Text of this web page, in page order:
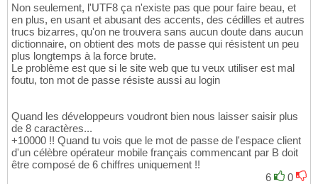
Non seulement, l'UTF8 ça n'existe pas que pour faire beau, et
en plus, en usant et abusant des accents, des cédilles et autres
trucs bizarres, qu'on ne trouvera sans aucun doute dans aucun
dictionnaire, on obtient des mots de passe qui résistent un peu
plus longtemps à la force brute.
Le problème est que si le site web que tu veux utiliser est mal
foutu, ton mot de passe résiste aussi au login
Quand les développeurs voudront bien nous laisser saisir plus
de 8 caractères...
+10000 !! Quand tu vois que le mot de passe de l'espace client
d'un célèbre opérateur mobile français commencant par B doit
être composé de 6 chiffres uniquement !!
6
0